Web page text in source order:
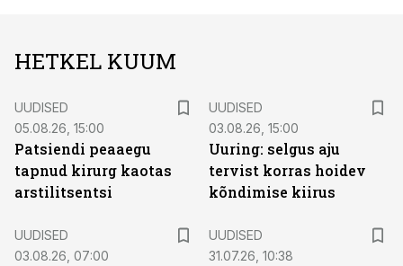
HETKEL KUUM
UUDISED
05.08.26, 15:00
Patsiendi peaaegu
tapnud kirurg kaotas
arstilitsentsi
UUDISED
03.08.26, 15:00
Uuring: selgus aju
tervist korras hoidev
kõndimise kiirus
UUDISED
03.08.26, 07:00
UUDISED
31.07.26, 10:38